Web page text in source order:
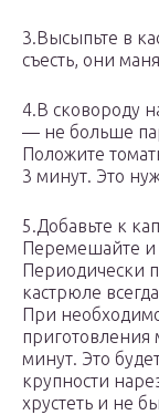
3.Высыпьте в
съесть, они
4.В сковороду
— не больше
Положите
3 минут. Это
5.Добавьте к
Перемешайте и
Периодически
кастрюле
При
приготовления
минут. Это
крупности
хрустеть и не